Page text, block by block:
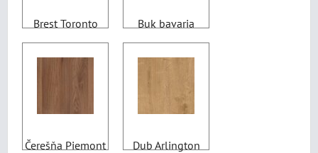
Brest Toronto Buk bavaria
Čerešňa Piemont
Dub Arlington